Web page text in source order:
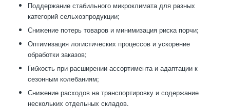
Поддержание стабильного микроклимата для разных
категорий сельхозпродукции;
Снижение потерь товаров и минимизация риска порчи;
Оптимизация логистических процессов и ускорение
обработки заказов;
Гибкость при расширении ассортимента и адаптации к
сезонным колебаниям;
Снижение расходов на транспортировку и содержание
нескольких отдельных складов.